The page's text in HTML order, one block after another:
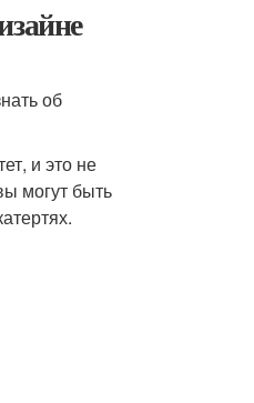
об
и это не
могут быть